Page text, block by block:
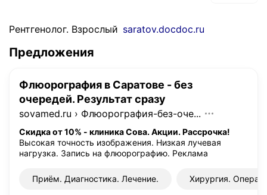
Рентгенолог. Взрослый saratov.docdoc.ru
Предложения
Флюорография в Саратове - без
очередей. Результат сразу
sovamed.ru › Флюорография-без-оче...
Скидка от 10% - клиника Сова. Акции. Рассрочка!
Высокая точность изображения. Низкая лучевая
нагрузка. Запись на флюорографию. Реклама
Приём. Диагностика. Лечение. Хирургия.